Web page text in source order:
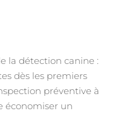
la détection canine :
dès les premiers
préventive à
économiser un